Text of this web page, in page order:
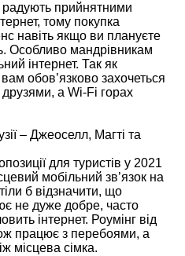
радують прийнятними
тому покупка
навіть якщо ви плануєте
Особливо мандрівникам
інтернет. Так як
обов’язково захочеться
друзями, а Wi-Fi горах
– Джеоселл, Магті та
для туристів у 2021
мобільний зв’язок на
б відзначити, що
не дуже добре, часто
інтернет. Роумінг від
працює з перебоями, а
місцева сімка.